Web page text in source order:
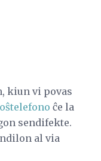
kiun vi povas
ĉe la
sendifekte.
al via